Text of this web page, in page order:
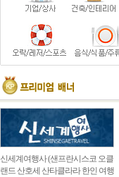
신세계여행사 (샌프란시스코 오클
랜드 산호세 산타클라라 한인 여행